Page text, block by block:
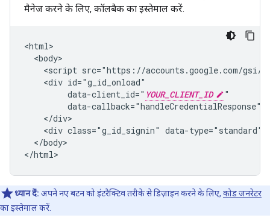
मैनेज करने के लिए, कॉलबैक का इस्तेमाल करें.
<html>
  <body>
<script src="https://accounts.google.com/gsi/
    <div id="g_id_onload"
         data-client_id="
YOUR_CLIENT_ID
"
         data-callback="handleCredentialResponse">
    </div>
<div class="g_id_signin" data-
  </body>
ध्यान दें: अपने नए बटन को इंटरैक्टिव तरीके से डिज़ाइन करने के लिए, कोड जनरेटर
का इस्तेमाल करें.